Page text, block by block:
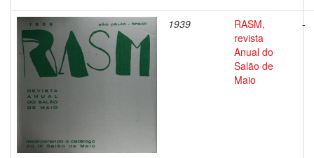
1939
RASM,
revista
Anual do
Salão de
Maio
-